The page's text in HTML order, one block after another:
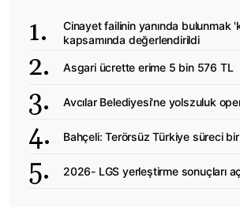
Cinayet failinin yanında bulunmak
kapsamında değerlendirildi
Asgari ücrette erime 5 bin 576 TL
Avcılar Belediyesi'ne yolszuluk
Bahçeli: Terörsüz Türkiye süreci
2026- LGS yerleştirme sonuçları